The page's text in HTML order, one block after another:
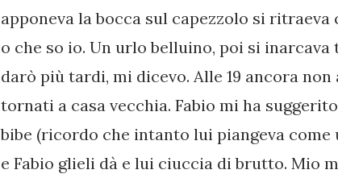
apponeva la bocca sul capezzolo si
o che so io. Un urlo belluino, poi si inarcava
darò più tardi, mi dicevo. Alle 19 ancora
tornati a casa vecchia. Fabio mi ha
bibe (ricordo che intanto lui piangeva
e Fabio glieli dà e lui ciuccia di brutto. Mio